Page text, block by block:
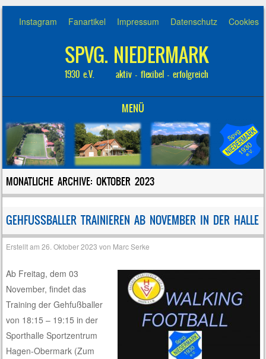
Instagram Fanartikel Impressum Datenschutz Cookies
SPVG. NIEDERMARK
1930 e.V. aktiv – flexibel – erfolgreich
MENÜ
SKIP TO CONTENT
MONATLICHE ARCHIVE:OKTOBER 2023
GEHFUSSBALLER TRAINIEREN AB NOVEMBER IN DER HALLE
Erstellt am26. Oktober 2023 von Marc Serke
Ab Freitag, dem 03
November, findet das
Training der Gehfußballer
von 18:15 – 19:15 in der
Sporthalle Sportzentrum
Hagen-Obermark (Zum